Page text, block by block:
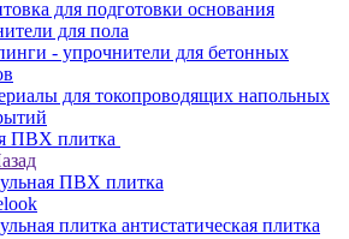
для подготовки основания
для пола
- упрочнители для бетонных
для токопроводящих напольных
ПВХ плитка
ПВХ плитка
плитка антистатическая плитка